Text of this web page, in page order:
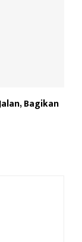
Bagikan